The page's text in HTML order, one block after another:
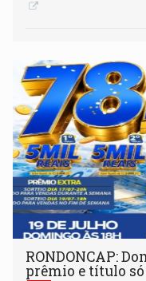
RONDONCAP:
prêmio e título só